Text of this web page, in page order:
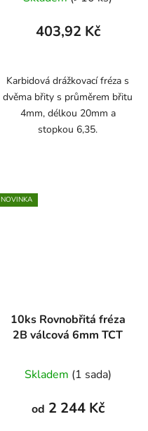
403,92 Kč
Karbidová drážkovací fréza s
dvěma břity s průměrem břitu
4mm, délkou 20mm a
stopkou 6,35.
NOVINKA
10ks Rovnobřitá fréza
2B válcová 6mm TCT
Skladem (1 sada)
od 2 244 Kč